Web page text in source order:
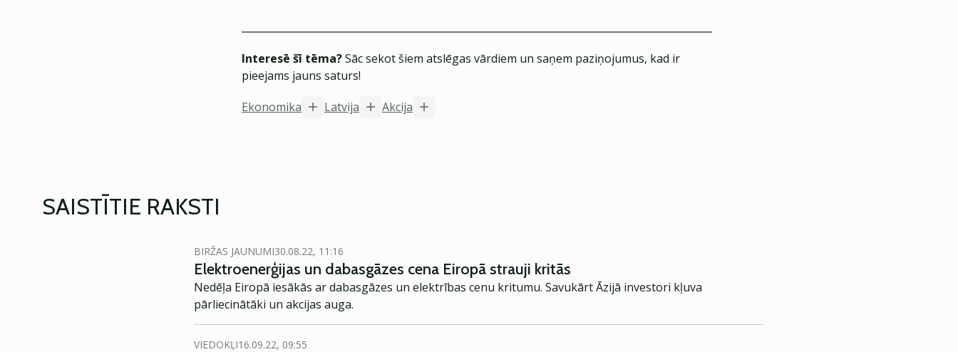
Interesē šī tēma?Sāc sekot šiem atslēgas vārdiem un saņem paziņojumus, kad ir
pieejams jauns saturs!
Ekonomika
Latvija Akcija
SAISTĪTIE RAKSTI
BIRŽAS JAUNUMI30.08.22, 11:16
Elektroenerģijas un dabasgāzes cena Eiropā strauji kritās
Nedēļa Eiropā iesākās ar dabasgāzes un elektrības cenu kritumu. Savukārt Āzijā investori kļuva
pārliecinātāki un akcijas auga.
VIEDOKĻI16.09.22, 09:55